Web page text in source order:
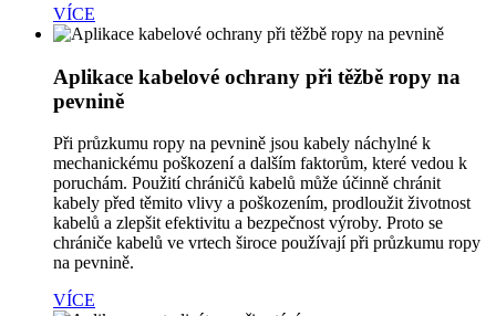
VÍCE
Aplikace kabelové ochrany při těžbě ropy na
pevnině
Při průzkumu ropy na pevnině jsou kabely náchylné k
mechanickému poškození a dalším faktorům, které vedou k
poruchám. Použití chráničů kabelů může účinně chránit
kabely před těmito vlivy a poškozením, prodloužit životnost
kabelů a zlepšit efektivitu a bezpečnost výroby. Proto se
chrániče kabelů ve vrtech široce používají při průzkumu ropy
na pevnině.
VÍCE